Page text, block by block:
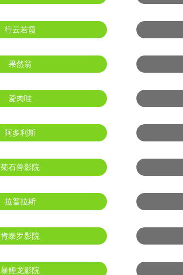
行云若霞
果然翁
爱肉哇
阿多利斯
菊石兽影院
拉普拉斯
肯泰罗影院
暴鲤龙影院